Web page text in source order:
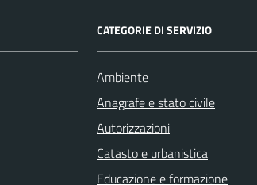
CATEGORIE DI SERVIZIO
Ambiente
Anagrafe e stato civile
Autorizzazioni
Catasto e urbanistica
Educazione e formazione